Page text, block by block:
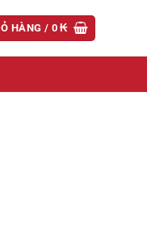
HÀNG / 0₭